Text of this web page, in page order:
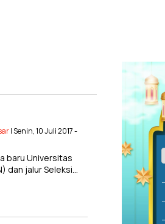
| Senin, 10 Juli 2017 -
baru Universitas
dan jalur Seleksi…